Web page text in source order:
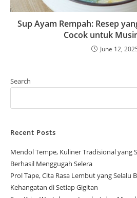
Sup Ayam Rempah: Resep
Cocok untuk
June 12,
Search
Recent Posts
Mendol Tempe, Kuliner Tradisional yang
Berhasil Menggugah Selera
Prol Tape, Cita Rasa Lembut yang Selalu
Kehangatan di Setiap Gigitan